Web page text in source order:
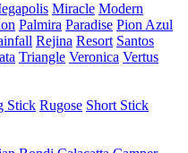
Miracle Modern
Palmira Paradise Pion Azul
Rejina Resort Santos
Triangle Veronica Vertus
Stick Rugose Short Stick